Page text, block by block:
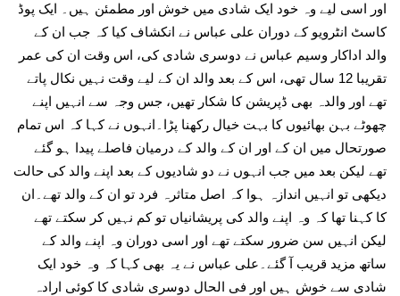
اور اسی لیے وہ خود ایک شادی میں خوش اور مطمئن ہیں۔ ایک پوڈ
کاسٹ انٹرویو کے دوران علی عباس نے انکشاف کیا کہ جب ان کے
والد اداکار وسیم عباس نے دوسری شادی کی، اس وقت ان کی عمر
تقریبا 12 سال تھی، اس کے بعد والد ان کے لیے وقت نہیں نکال پاتے
تھے اور والدہ بھی ڈپریشن کا شکار تھیں، جس وجہ سے انہیں اپنے
چھوٹے بہن بھائیوں کا بہت خیال رکھنا پڑا۔انہوں نے کہا کہ اس تمام
صورتحال میں ان کے اور ان کے والد کے درمیان فاصلے پیدا ہو گئے
تھے لیکن بعد میں جب انہوں نے دو شادیوں کے بعد اپنے والد کی حالت
دیکھی تو انہیں اندازہ ہوا کہ اصل متاثرہ فرد تو ان کے والد تھے۔ان
کا کہنا تھا کہ وہ اپنے والد کی پریشانیاں تو کم نہیں کر سکتے تھے
لیکن انہیں سن ضرور سکتے تھے اور اسی دوران وہ اپنے والد کے
ساتھ مزید قریب آ گئے۔علی عباس نے یہ بھی کہا کہ وہ خود ایک
شادی سے خوش ہیں اور فی الحال دوسری شادی کا کوئی ارادہ